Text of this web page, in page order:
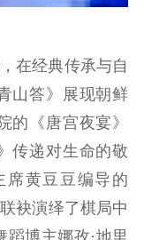
在经典传承与自
山答》展现朝鲜
的《唐宫夜宴》
传递对生命的敬
席黄豆豆编导的
袂演绎了棋局中